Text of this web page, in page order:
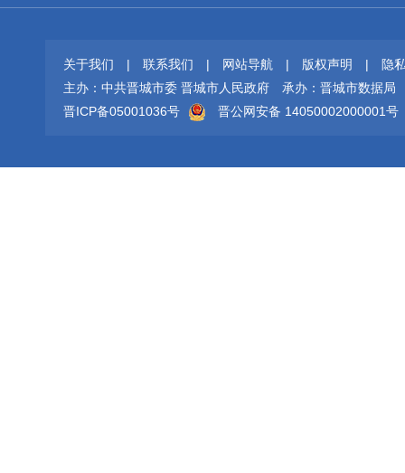
关于我们 | 联系我们 | 网站导航 | 版权声明 |
隐
主办：中共晋城市委 晋城市人民政府
承办：晋城市数据局
晋ICP备05001036号
晋公网安备 14050002000001号